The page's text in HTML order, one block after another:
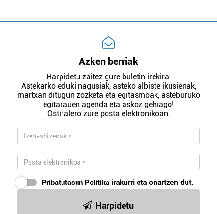
Azken berriak
Harpidetu zaitez gure buletin irekira!
Astekarko eduki nagusiak, asteko albiste ikusienak,
martxan ditugun zozketa eta egitasmoak, asteburuko
egitarauen agenda eta askoz gehiago!
Ostiralero zure posta elektronikoan.
Pribatutasun Politika irakurri eta onartzen dut.
Harpidetu